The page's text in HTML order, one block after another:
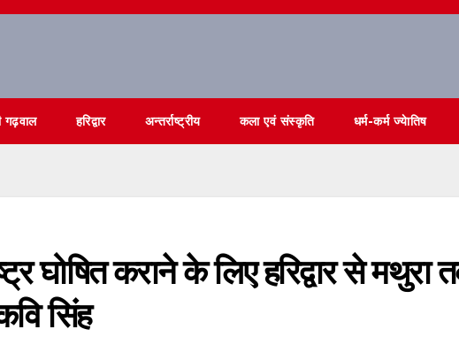
गढ़वाल हरिद्वार अन्तर्राष्ट्रीय कला एवं संस्कृति धर्म-कर्म ज्येातिष
घोषित कराने के लिए हरिद्वार से मथुरा
सिंह